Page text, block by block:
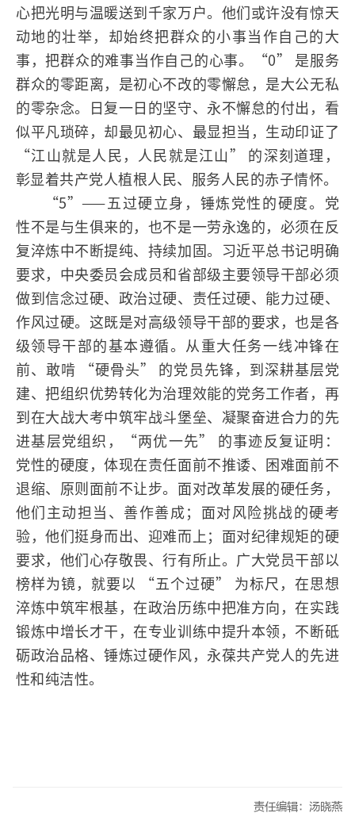
心把光明与温暖送到千家万户。他们或许没有惊天
动地的壮举，却始终把群众的小事当作自己的大
事，把群众的难事当作自己的心事。“0” 是服务
群众的零距离，是初心不改的零懈怠，是大公无私
的零杂念。日复一日的坚守、永不懈怠的付出，看
似平凡琐碎，却最见初心、最显担当，生动印证了
“江山就是人民，人民就是江山” 的深刻道理，
彰显着共产党人植根人民、服务人民的赤子情怀。
“5”——五过硬立身，锤炼党性的硬度。党
性不是与生俱来的，也不是一劳永逸的，必须在反
复淬炼中不断提纯、持续加固。习近平总书记明确
要求，中央委员会成员和省部级主要领导干部必须
做到信念过硬、政治过硬、责任过硬、能力过硬、
作风过硬。这既是对高级领导干部的要求，也是各
级领导干部的基本遵循。从重大任务一线冲锋在
前、敢啃 “硬骨头” 的党员先锋，到深耕基层党
建、把组织优势转化为治理效能的党务工作者，再
到在大战大考中筑牢战斗堡垒、凝聚奋进合力的先
进基层党组织，“两优一先” 的事迹反复证明：
党性的硬度，体现在责任面前不推诿、困难面前不
退缩、原则面前不让步。面对改革发展的硬任务，
他们主动担当、善作善成；面对风险挑战的硬考
验，他们挺身而出、迎难而上；面对纪律规矩的硬
要求，他们心存敬畏、行有所止。广大党员干部以
榜样为镜，就要以 “五个过硬” 为标尺，在思想
淬炼中筑牢根基，在政治历练中把准方向，在实践
锻炼中增长才干，在专业训练中提升本领，不断砥
砺政治品格、锤炼过硬作风，永葆共产党人的先进
性和纯洁性。
责任编辑：汤晓燕